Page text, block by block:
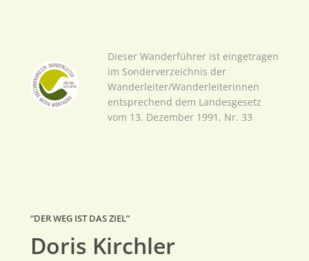
Dieser Wanderführer ist eingetragen
im Sonderverzeichnis der
Wanderleiter/Wanderleiterinnen
entsprechend dem Landesgesetz
vom 13. Dezember 1991, Nr. 33
“DER WEG IST DAS ZIEL”
Doris Kirchler